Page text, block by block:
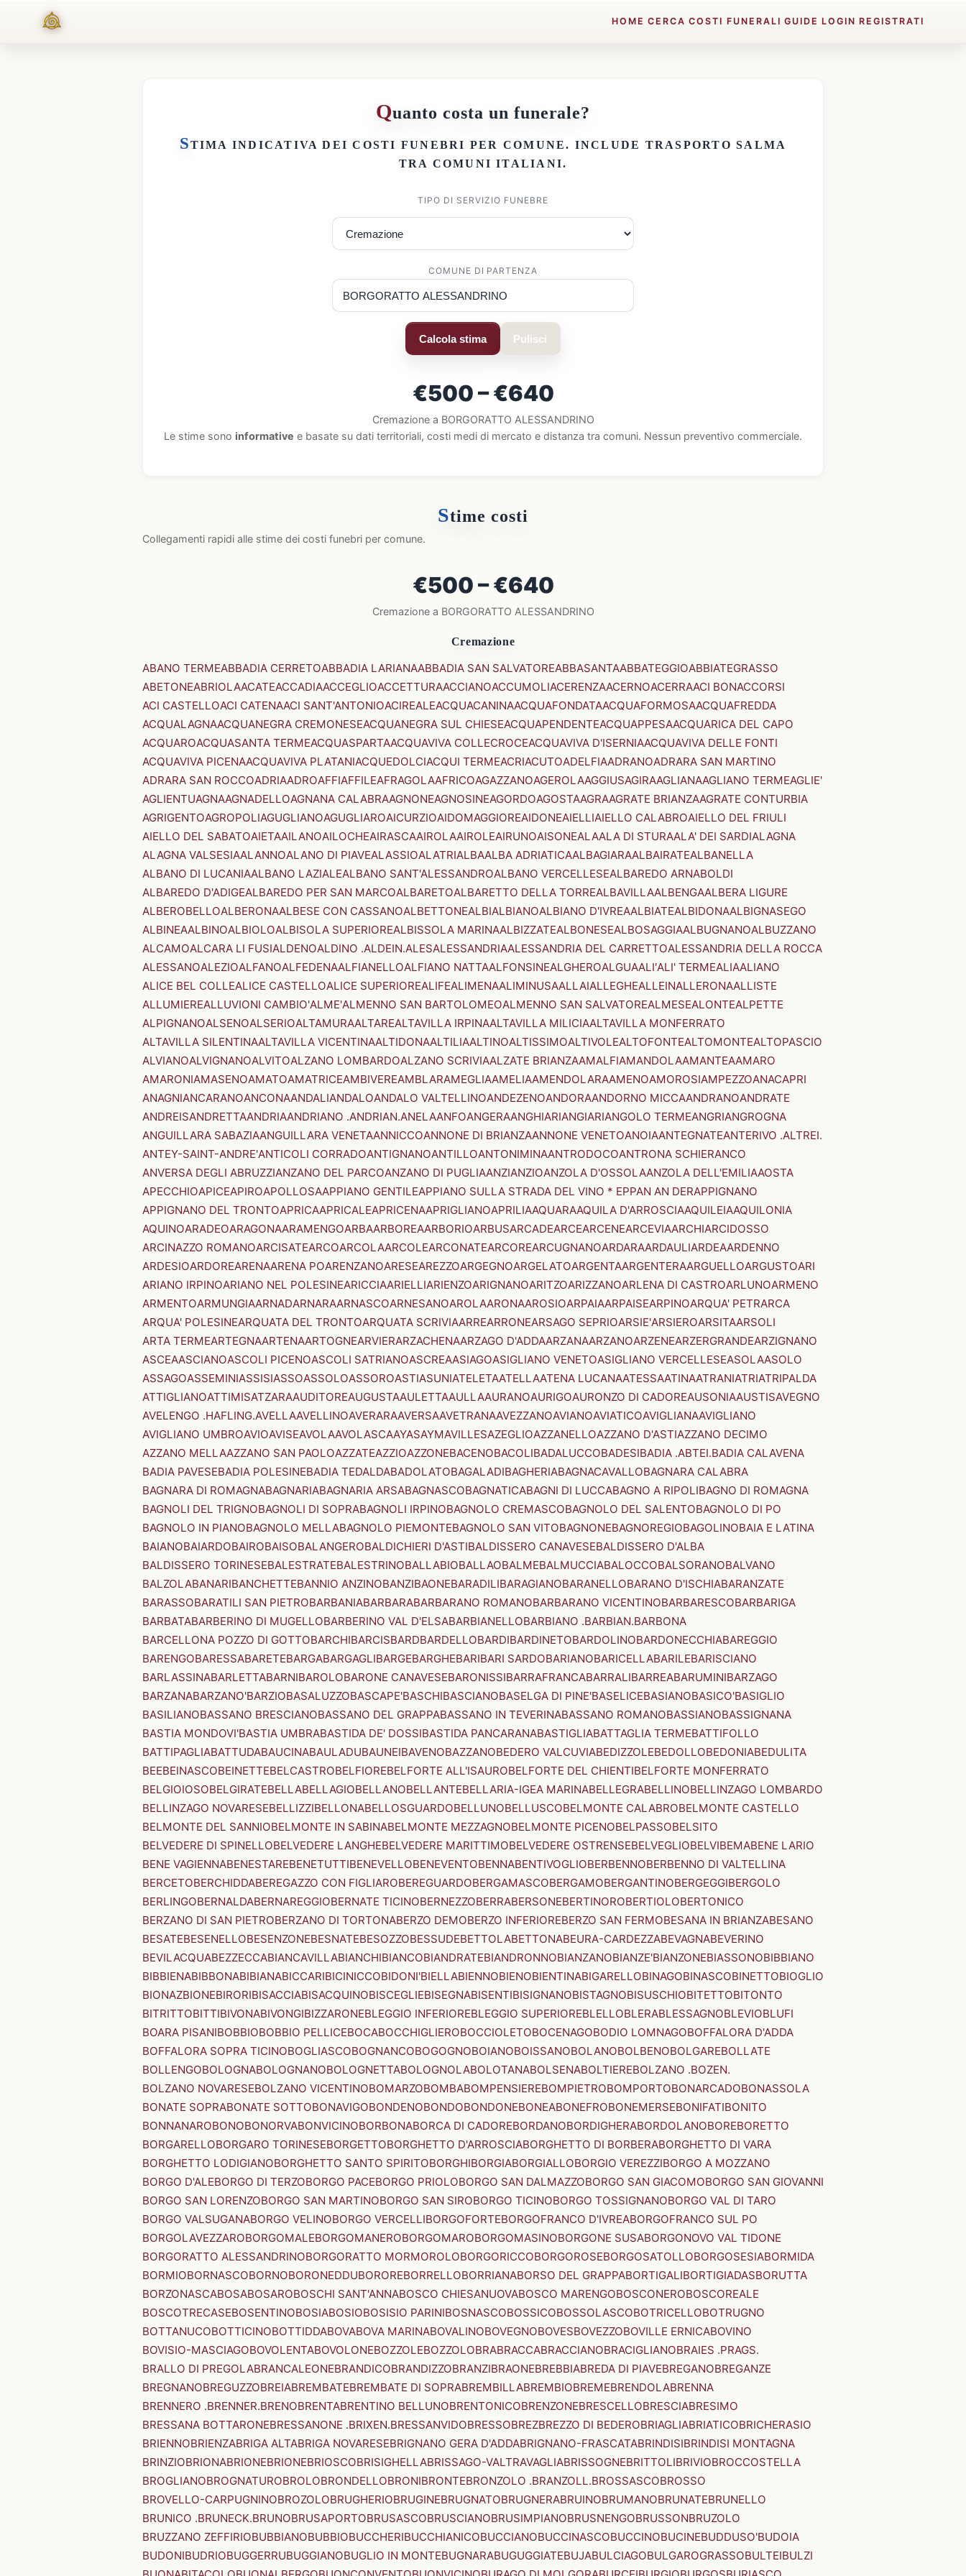
HOME CERCA COSTI FUNERALI GUIDE LOGIN REGISTRATI
Quanto costa un funerale?
STIMA INDICATIVA DEICOSTI FUNEBRI PER COMUNE. INCLUDE TRASPORTO SALMA
TRA COMUNI ITALIANI.
TIPO DI SERVIZIO FUNEBRE
COMUNE DI PARTENZA
Calcola stima Pulisci
€500 – €640
Cremazione a BORGORATTO ALESSANDRINO
Le stime sono informative e basate su dati territoriali, costi medi di mercato e distanza tra comuni. Nessun preventivo commerciale.
Stime costi
Collegamenti rapidi alle stime dei costi funebri per comune.
€500 – €640
Cremazione a BORGORATTO ALESSANDRINO
Cremazione
ABANO TERMEABBADIA CERRETOABBADIA LARIANAABBADIA SAN SALVATOREABBASANTAABBATEGGIOABBIATEGRASSO
ABETONEABRIOLAACATEACCADIAACCEGLIOACCETTURAACCIANOACCUMOLIACERENZAACERNOACERRAACI BONACCORSI
ACI CASTELLOACI CATENAACI SANT'ANTONIOACIREALEACQUACANINAACQUAFONDATAACQUAFORMOSAACQUAFREDDA
ACQUALAGNAACQUANEGRA CREMONESEACQUANEGRA SUL CHIESEACQUAPENDENTEACQUAPPESAACQUARICA DEL CAPO
ACQUAROACQUASANTA TERMEACQUASPARTAACQUAVIVA COLLECROCEACQUAVIVA D'ISERNIAACQUAVIVA DELLE FONTI
ACQUAVIVA PICENAACQUAVIVA PLATANIACQUEDOLCIACQUI TERMEACRIACUTOADELFIAADRANOADRARA SAN MARTINO
ADRARA SAN ROCCOADRIAADROAFFIAFFILEAFRAGOLAAFRICOAGAZZANOAGEROLAAGGIUSAGIRAAGLIANAAGLIANO TERMEAGLIE'
AGLIENTUAGNAAGNADELLOAGNANA CALABRAAGNONEAGNOSINEAGORDOAGOSTAAGRAAGRATE BRIANZAAGRATE CONTURBIA
AGRIGENTOAGROPOLIAGUGLIANOAGUGLIAROAICURZIOAIDOMAGGIOREAIDONEAIELLIAIELLO CALABROAIELLO DEL FRIULI
AIELLO DEL SABATOAIETAAILANOAILOCHEAIRASCAAIROLAAIROLEAIRUNOAISONEALAALA DI STURAALA' DEI SARDIALAGNA
ALAGNA VALSESIAALANNOALANO DI PIAVEALASSIOALATRIALBAALBA ADRIATICAALBAGIARAALBAIRATEALBANELLA
ALBANO DI LUCANIAALBANO LAZIALEALBANO SANT'ALESSANDROALBANO VERCELLESEALBAREDO ARNABOLDI
ALBAREDO D'ADIGEALBAREDO PER SAN MARCOALBARETOALBARETTO DELLA TORREALBAVILLAALBENGAALBERA LIGURE
ALBEROBELLOALBERONAALBESE CON CASSANOALBETTONEALBIALBIANOALBIANO D'IVREAALBIATEALBIDONAALBIGNASEGO
ALBINEAALBINOALBIOLOALBISOLA SUPERIOREALBISSOLA MARINAALBIZZATEALBONESEALBOSAGGIAALBUGNANOALBUZZANO
ALCAMOALCARA LI FUSIALDENOALDINO .ALDEIN.ALESALESSANDRIAALESSANDRIA DEL CARRETTOALESSANDRIA DELLA ROCCA
ALESSANOALEZIOALFANOALFEDENAALFIANELLOALFIANO NATTAALFONSINEALGHEROALGUAALI'ALI' TERMEALIAALIANO
ALICE BEL COLLEALICE CASTELLOALICE SUPERIOREALIFEALIMENAALIMINUSAALLAIALLEGHEALLEINALLERONAALLISTE
ALLUMIEREALLUVIONI CAMBIO'ALME'ALMENNO SAN BARTOLOMEOALMENNO SAN SALVATOREALMESEALONTEALPETTE
ALPIGNANOALSENOALSERIOALTAMURAALTAREALTAVILLA IRPINAALTAVILLA MILICIAALTAVILLA MONFERRATO
ALTAVILLA SILENTINAALTAVILLA VICENTINAALTIDONAALTILIAALTINOALTISSIMOALTIVOLEALTOFONTEALTOMONTEALTOPASCIO
ALVIANOALVIGNANOALVITOALZANO LOMBARDOALZANO SCRIVIAALZATE BRIANZAAMALFIAMANDOLAAMANTEAAMARO
AMARONIAMASENOAMATOAMATRICEAMBIVEREAMBLARAMEGLIAAMELIAAMENDOLARAAMENOAMOROSIAMPEZZOANACAPRI
ANAGNIANCARANOANCONAANDALIANDALOANDALO VALTELLINOANDEZENOANDORAANDORNO MICCAANDRANOANDRATE
ANDREISANDRETTAANDRIAANDRIANO .ANDRIAN.ANELAANFOANGERAANGHIARIANGIARIANGOLO TERMEANGRIANGROGNA
ANGUILLARA SABAZIAANGUILLARA VENETAANNICCOANNONE DI BRIANZAANNONE VENETOANOIAANTEGNATEANTERIVO .ALTREI.
ANTEY-SAINT-ANDRE'ANTICOLI CORRADOANTIGNANOANTILLOANTONIMINAANTRODOCOANTRONA SCHIERANCO
ANVERSA DEGLI ABRUZZIANZANO DEL PARCOANZANO DI PUGLIAANZIANZIOANZOLA D'OSSOLAANZOLA DELL'EMILIAAOSTA
APECCHIOAPICEAPIROAPOLLOSAAPPIANO GENTILEAPPIANO SULLA STRADA DEL VINO * EPPAN AN DERAPPIGNANO
APPIGNANO DEL TRONTOAPRICAAPRICALEAPRICENAAPRIGLIANOAPRILIAAQUARAAQUILA D'ARROSCIAAQUILEIAAQUILONIA
AQUINOARADEOARAGONAARAMENGOARBAARBOREAARBORIOARBUSARCADEARCEARCENEARCEVIAARCHIARCIDOSSO
ARCINAZZO ROMANOARCISATEARCOARCOLAARCOLEARCONATEARCOREARCUGNANOARDARAARDAULIARDEAARDENNO
ARDESIOARDOREARENAARENA POARENZANOARESEAREZZOARGEGNOARGELATOARGENTAARGENTERAARGUELLOARGUSTOARI
ARIANO IRPINOARIANO NEL POLESINEARICCIAARIELLIARIENZOARIGNANOARITZOARIZZANOARLENA DI CASTROARLUNOARMENO
ARMENTOARMUNGIAARNADARNARAARNASCOARNESANOAROLAARONAAROSIOARPAIAARPAISEARPINOARQUA' PETRARCA
ARQUA' POLESINEARQUATA DEL TRONTOARQUATA SCRIVIAARREARRONEARSAGO SEPRIOARSIE'ARSIEROARSITAARSOLI
ARTA TERMEARTEGNAARTENAARTOGNEARVIERARZACHENAARZAGO D'ADDAARZANAARZANOARZENEARZERGRANDEARZIGNANO
ASCEAASCIANOASCOLI PICENOASCOLI SATRIANOASCREAASIAGOASIGLIANO VENETOASIGLIANO VERCELLESEASOLAASOLO
ASSAGOASSEMINIASSISIASSOASSOLOASSOROASTIASUNIATELETAATELLAATENA LUCANAATESSAATINAATRANIATRIATRIPALDA
ATTIGLIANOATTIMISATZARAAUDITOREAUGUSTAAULETTAAULLAAURANOAURIGOAURONZO DI CADOREAUSONIAAUSTISAVEGNO
AVELENGO .HAFLING.AVELLAAVELLINOAVERARAAVERSAAVETRANAAVEZZANOAVIANOAVIATICOAVIGLIANAAVIGLIANO
AVIGLIANO UMBROAVIOAVISEAVOLAAVOLASCAAYASAYMAVILLESAZEGLIOAZZANELLOAZZANO D'ASTIAZZANO DECIMO
AZZANO MELLAAZZANO SAN PAOLOAZZATEAZZIOAZZONEBACENOBACOLIBADALUCCOBADESIBADIA .ABTEI.BADIA CALAVENA
BADIA PAVESEBADIA POLESINEBADIA TEDALDABADOLATOBAGALADIBAGHERIABAGNACAVALLOBAGNARA CALABRA
BAGNARA DI ROMAGNABAGNARIABAGNARIA ARSABAGNASCOBAGNATICABAGNI DI LUCCABAGNO A RIPOLIBAGNO DI ROMAGNA
BAGNOLI DEL TRIGNOBAGNOLI DI SOPRABAGNOLI IRPINOBAGNOLO CREMASCOBAGNOLO DEL SALENTOBAGNOLO DI PO
BAGNOLO IN PIANOBAGNOLO MELLABAGNOLO PIEMONTEBAGNOLO SAN VITOBAGNONEBAGNOREGIOBAGOLINOBAIA E LATINA
BAIANOBAIARDOBAIROBAISOBALANGEROBALDICHIERI D'ASTIBALDISSERO CANAVESEBALDISSERO D'ALBA
BALDISSERO TORINESEBALESTRATEBALESTRINOBALLABIOBALLAOBALMEBALMUCCIABALOCCOBALSORANOBALVANO
BALZOLABANARIBANCHETTEBANNIO ANZINOBANZIBAONEBARADILIBARAGIANOBARANELLOBARANO D'ISCHIABARANZATE
BARASSOBARATILI SAN PIETROBARBANIABARBARABARBARANO ROMANOBARBARANO VICENTINOBARBARESCOBARBARIGA
BARBATABARBERINO DI MUGELLOBARBERINO VAL D'ELSABARBIANELLOBARBIANO .BARBIAN.BARBONA
BARCELLONA POZZO DI GOTTOBARCHIBARCISBARDBARDELLOBARDIBARDINETOBARDOLINOBARDONECCHIABAREGGIO
BARENGOBARESSABARETEBARGABARGAGLIBARGEBARGHEBARIBARI SARDOBARIANOBARICELLABARILEBARISCIANO
BARLASSINABARLETTABARNIBAROLOBARONE CANAVESEBARONISSIBARRAFRANCABARRALIBARREABARUMINIBARZAGO
BARZANABARZANO'BARZIOBASALUZZOBASCAPE'BASCHIBASCIANOBASELGA DI PINE'BASELICEBASIANOBASICO'BASIGLIO
BASILIANOBASSANO BRESCIANOBASSANO DEL GRAPPABASSANO IN TEVERINABASSANO ROMANOBASSIANOBASSIGNANA
BASTIA MONDOVI'BASTIA UMBRABASTIDA DE' DOSSIBASTIDA PANCARANABASTIGLIABATTAGLIA TERMEBATTIFOLLO
BATTIPAGLIABATTUDABAUCINABAULADUBAUNEIBAVENOBAZZANOBEDERO VALCUVIABEDIZZOLEBEDOLLOBEDONIABEDULITA
BEEBEINASCOBEINETTEBELCASTROBELFIOREBELFORTE ALL'ISAUROBELFORTE DEL CHIENTIBELFORTE MONFERRATO
BELGIOIOSOBELGIRATEBELLABELLAGIOBELLANOBELLANTEBELLARIA-IGEA MARINABELLEGRABELLINOBELLINZAGO LOMBARDO
BELLINZAGO NOVARESEBELLIZZIBELLONABELLOSGUARDOBELLUNOBELLUSCOBELMONTE CALABROBELMONTE CASTELLO
BELMONTE DEL SANNIOBELMONTE IN SABINABELMONTE MEZZAGNOBELMONTE PICENOBELPASSOBELSITO
BELVEDERE DI SPINELLOBELVEDERE LANGHEBELVEDERE MARITTIMOBELVEDERE OSTRENSEBELVEGLIOBELVIBEMABENE LARIO
BENE VAGIENNABENESTAREBENETUTTIBENEVELLOBENEVENTOBENNABENTIVOGLIOBERBENNOBERBENNO DI VALTELLINA
BERCETOBERCHIDDABEREGAZZO CON FIGLIAROBEREGUARDOBERGAMASCOBERGAMOBERGANTINOBERGEGGIBERGOLO
BERLINGOBERNALDABERNAREGGIOBERNATE TICINOBERNEZZOBERRABERSONEBERTINOROBERTIOLOBERTONICO
BERZANO DI SAN PIETROBERZANO DI TORTONABERZO DEMOBERZO INFERIOREBERZO SAN FERMOBESANA IN BRIANZABESANO
BESATEBESENELLOBESENZONEBESNATEBESOZZOBESSUDEBETTOLABETTONABEURA-CARDEZZABEVAGNABEVERINO
BEVILACQUABEZZECCABIANCAVILLABIANCHIBIANCOBIANDRATEBIANDRONNOBIANZANOBIANZE'BIANZONEBIASSONOBIBBIANO
BIBBIENABIBBONABIBIANABICCARIBICINICCOBIDONI'BIELLABIENNOBIENOBIENTINABIGARELLOBINAGOBINASCOBINETTOBIOGLIO
BIONAZBIONEBIRORIBISACCIABISACQUINOBISCEGLIEBISEGNABISENTIBISIGNANOBISTAGNOBISUSCHIOBITETTOBITONTO
BITRITTOBITTIBIVONABIVONGIBIZZARONEBLEGGIO INFERIOREBLEGGIO SUPERIOREBLELLOBLERABLESSAGNOBLEVIOBLUFI
BOARA PISANIBOBBIOBOBBIO PELLICEBOCABOCCHIGLIEROBOCCIOLETOBOCENAGOBODIO LOMNAGOBOFFALORA D'ADDA
BOFFALORA SOPRA TICINOBOGLIASCOBOGNANCOBOGOGNOBOIANOBOISSANOBOLANOBOLBENOBOLGAREBOLLATE
BOLLENGOBOLOGNABOLOGNANOBOLOGNETTABOLOGNOLABOLOTANABOLSENABOLTIEREBOLZANO .BOZEN.
BOLZANO NOVARESEBOLZANO VICENTINOBOMARZOBOMBABOMPENSIEREBOMPIETROBOMPORTOBONARCADOBONASSOLA
BONATE SOPRABONATE SOTTOBONAVIGOBONDENOBONDOBONDONEBONEABONEFROBONEMERSEBONIFATIBONITO
BONNANAROBONOBONORVABONVICINOBORBONABORCA DI CADOREBORDANOBORDIGHERABORDOLANOBOREBORETTO
BORGARELLOBORGARO TORINESEBORGETTOBORGHETTO D'ARROSCIABORGHETTO DI BORBERABORGHETTO DI VARA
BORGHETTO LODIGIANOBORGHETTO SANTO SPIRITOBORGHIBORGIABORGIALLOBORGIO VEREZZIBORGO A MOZZANO
BORGO D'ALEBORGO DI TERZOBORGO PACEBORGO PRIOLOBORGO SAN DALMAZZOBORGO SAN GIACOMOBORGO SAN GIOVANNI
BORGO SAN LORENZOBORGO SAN MARTINOBORGO SAN SIROBORGO TICINOBORGO TOSSIGNANOBORGO VAL DI TARO
BORGO VALSUGANABORGO VELINOBORGO VERCELLIBORGOFORTEBORGOFRANCO D'IVREABORGOFRANCO SUL PO
BORGOLAVEZZAROBORGOMALEBORGOMANEROBORGOMAROBORGOMASINOBORGONE SUSABORGONOVO VAL TIDONE
BORGORATTO ALESSANDRINOBORGORATTO MORMOROLOBORGORICCOBORGOROSEBORGOSATOLLOBORGOSESIABORMIDA
BORMIOBORNASCOBORNOBORONEDDUBOROREBORRELLOBORRIANABORSO DEL GRAPPABORTIGALIBORTIGIADASBORUTTA
BORZONASCABOSABOSAROBOSCHI SANT'ANNABOSCO CHIESANUOVABOSCO MARENGOBOSCONEROBOSCOREALE
BOSCOTRECASEBOSENTINOBOSIABOSIOBOSISIO PARINIBOSNASCOBOSSICOBOSSOLASCOBOTRICELLOBOTRUGNO
BOTTANUCOBOTTICINOBOTTIDDABOVABOVA MARINABOVALINOBOVEGNOBOVESBOVEZZOBOVILLE ERNICABOVINO
BOVISIO-MASCIAGOBOVOLENTABOVOLONEBOZZOLEBOZZOLOBRABRACCABRACCIANOBRACIGLIANOBRAIES .PRAGS.
BRALLO DI PREGOLABRANCALEONEBRANDICOBRANDIZZOBRANZIBRAONEBREBBIABREDA DI PIAVEBREGANOBREGANZE
BREGNANOBREGUZZOBREIABREMBATEBREMBATE DI SOPRABREMBILLABREMBIOBREMEBRENDOLABRENNA
BRENNERO .BRENNER.BRENOBRENTABRENTINO BELLUNOBRENTONICOBRENZONEBRESCELLOBRESCIABRESIMO
BRESSANA BOTTARONEBRESSANONE .BRIXEN.BRESSANVIDOBRESSOBREZBREZZO DI BEDEROBRIAGLIABRIATICOBRICHERASIO
BRIENNOBRIENZABRIGA ALTABRIGA NOVARESEBRIGNANO GERA D'ADDABRIGNANO-FRASCATABRINDISIBRINDISI MONTAGNA
BRINZIOBRIONABRIONEBRIONEBRIOSCOBRISIGHELLABRISSAGO-VALTRAVAGLIABRISSOGNEBRITTOLIBRIVIOBROCCOSTELLA
BROGLIANOBROGNATUROBROLOBRONDELLOBRONIBRONTEBRONZOLO .BRANZOLL.BROSSASCOBROSSO
BROVELLO-CARPUGNINOBROZOLOBRUGHERIOBRUGINEBRUGNATOBRUGNERABRUINOBRUMANOBRUNATEBRUNELLO
BRUNICO .BRUNECK.BRUNOBRUSAPORTOBRUSASCOBRUSCIANOBRUSIMPIANOBRUSNENGOBRUSSONBRUZOLO
BRUZZANO ZEFFIRIOBUBBIANOBUBBIOBUCCHERIBUCCHIANICOBUCCIANOBUCCINASCOBUCCINOBUCINEBUDDUSO'BUDOIA
BUDONIBUDRIOBUGGERRUBUGGIANOBUGLIO IN MONTEBUGNARABUGUGGIATEBUJABULCIAGOBULGAROGRASSOBULTEIBULZI